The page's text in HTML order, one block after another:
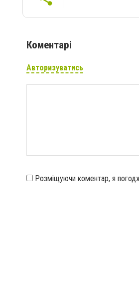
Коментарі
Авторизуватись
Розміщуючи коментар, я